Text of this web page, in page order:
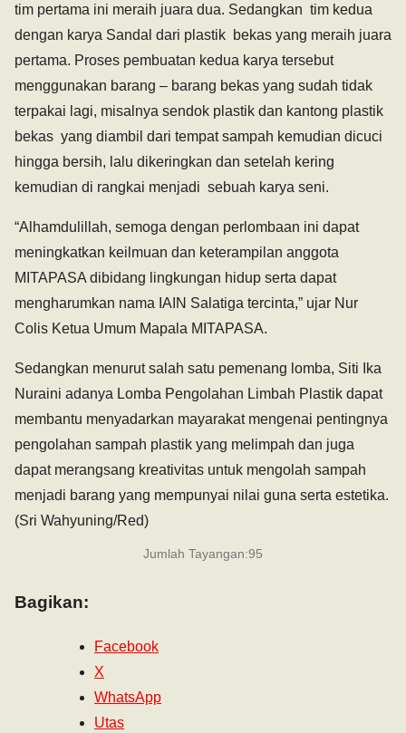
tim pertama ini meraih juara dua. Sedangkan tim kedua
dengan karya Sandal dari plastik bekas yang meraih juara
pertama. Proses pembuatan kedua karya tersebut
menggunakan barang – barang bekas yang sudah tidak
terpakai lagi, misalnya sendok plastik dan kantong plastik
bekas yang diambil dari tempat sampah kemudian dicuci
hingga bersih, lalu dikeringkan dan setelah kering
kemudian di rangkai menjadi sebuah karya seni.
“Alhamdulillah, semoga dengan perlombaan ini dapat
meningkatkan keilmuan dan keterampilan anggota
MITAPASA dibidang lingkungan hidup serta dapat
mengharumkan nama IAIN Salatiga tercinta,” ujar Nur
Colis Ketua Umum Mapala MITAPASA.
Sedangkan menurut salah satu pemenang lomba, Siti Ika
Nuraini adanya Lomba Pengolahan Limbah Plastik dapat
membantu menyadarkan mayarakat mengenai pentingnya
pengolahan sampah plastik yang melimpah dan juga
dapat merangsang kreativitas untuk mengolah sampah
menjadi barang yang mempunyai nilai guna serta estetika.
(Sri Wahyuning/Red)
Jumlah Tayangan:95
Bagikan:
Facebook
X
WhatsApp
Utas